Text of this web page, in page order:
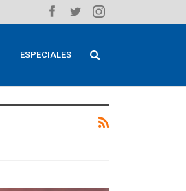
ESPECIALES